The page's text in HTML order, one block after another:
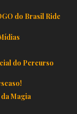
do Brasil Ride
do Percurso
Magia